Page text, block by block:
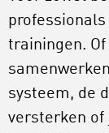
trainingen.
systeem, de
versterken of